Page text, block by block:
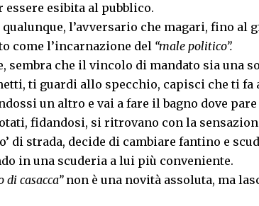
esibita al pubblico.
l’avversario che magari, fino al
come l’incarnazione del “male politico”.
sembra che il vincolo di mandato sia una
ti guardi allo specchio, capisci che ti fa
un altro e vai a fare il bagno dove pare
fidandosi, si ritrovano con la
di strada, decide di cambiare fantino e
in una scuderia a lui più conveniente.
di casacca”non è una novità assoluta, ma